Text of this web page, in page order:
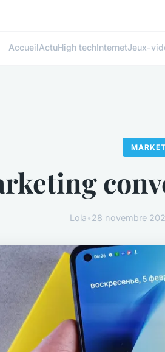
AccueilActuHigh techInternetJeux-
Lola•28 novembre